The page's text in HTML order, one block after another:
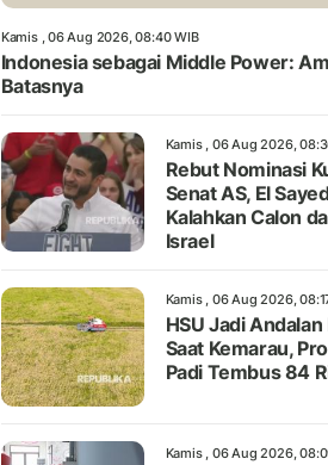
Kamis , 06 Aug 2026, 08:40 WIB
Indonesia sebagai Middle Power:
Batasnya
Kamis , 06 Aug 2026,
Rebut Nominasi
Senat AS, El
Kalahkan Calon
Israel
Kamis , 06 Aug 2026,
HSU Jadi Andalan
Saat Kemarau,
Padi Tembus 84
Kamis , 06 Aug 2026,